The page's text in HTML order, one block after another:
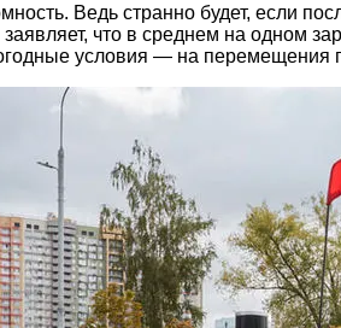
Ведь странно будет, если
что в среднем на одном
условия — на перемещения